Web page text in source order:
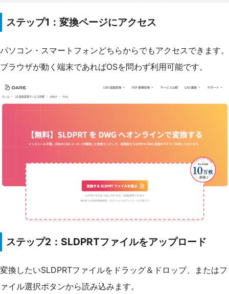
ステップ1：変換ページにアクセス
パソコン・スマートフォンどちらからでもアクセスできます。
ブラウザが動く端末であればOSを問わず利用可能です。
ステップ2：SLDPRTファイルをアップロード
変換したいSLDPRTファイルをドラッグ＆ドロップ、またはフ
ァイル選択ボタンから読み込みます。